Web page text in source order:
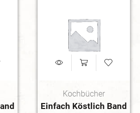
Kochbücher
Einfach Köstlich Band